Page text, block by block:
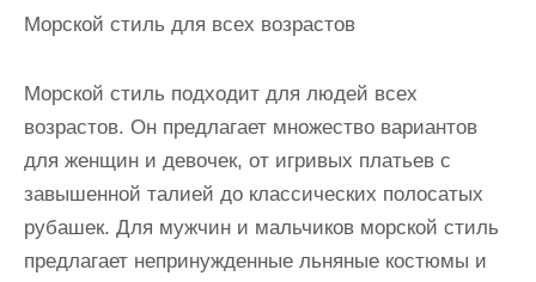
Морской стиль для всех возрастов
Морской стиль подходит для людей всех
возрастов. Он предлагает множество вариантов
для женщин и девочек, от игривых платьев с
завышенной талией до классических полосатых
рубашек. Для мужчин и мальчиков морской стиль
предлагает непринужденные льняные костюмы и